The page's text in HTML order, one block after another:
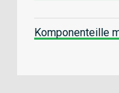
Komponenteille